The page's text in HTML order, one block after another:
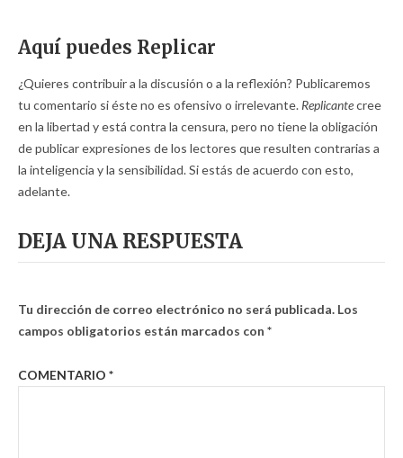
Aquí puedes Replicar
¿Quieres contribuir a la discusión o a la reflexión? Publicaremos
tu comentario si éste no es ofensivo o irrelevante. Replicantecree
en la libertad y está contra la censura, pero no tiene la obligación
de publicar expresiones de los lectores que resulten contrarias a
la inteligencia y la sensibilidad. Si estás de acuerdo con esto,
adelante.
DEJA UNA RESPUESTA
Tu dirección de correo electrónico no será publicada. Los
campos obligatorios están marcados con *
COMENTARIO *